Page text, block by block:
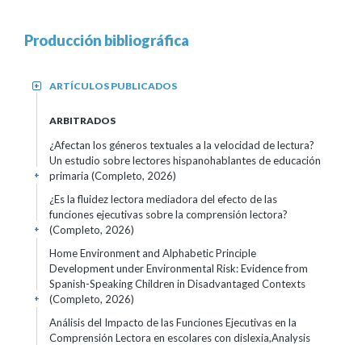
Producción bibliográfica
ARTÍCULOS PUBLICADOS
+
ARBITRADOS
¿Afectan los géneros textuales a la velocidad de lectura?
Un estudio sobre lectores hispanohablantes de educación
primaria (Completo, 2026)
+
¿Es la fluidez lectora mediadora del efecto de las
funciones ejecutivas sobre la comprensión lectora?
(Completo, 2026)
+
Home Environment and Alphabetic Principle
Development under Environmental Risk: Evidence from
Spanish-Speaking Children in Disadvantaged Contexts
(Completo, 2026)
+
Análisis del Impacto de las Funciones Ejecutivas en la
Comprensión Lectora en escolares con dislexia,Analysis